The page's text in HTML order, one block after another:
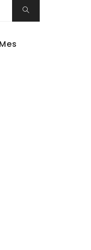
Buscar